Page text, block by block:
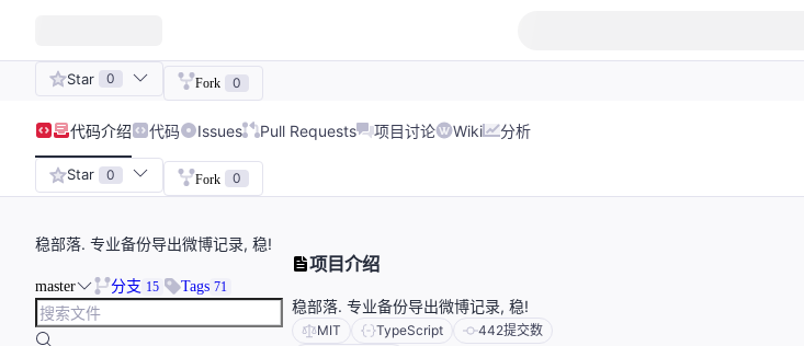
Star 0 Fork 0
代码介绍 代码 Issues Pull Requests 项目讨论 Wiki 分析
Star 0 Fork 0
稳部落. 专业备份导出微博记录, 稳!
master 分支 15 Tags 71
项目介绍
稳部落. 专业备份导出微博记录, 稳!
MIT TypeScript 442提交数